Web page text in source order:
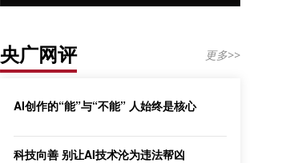
央广网评 更多>>
AI创作的“能”与“不能” 人始终是核心
科技向善 别让AI技术沦为违法帮凶